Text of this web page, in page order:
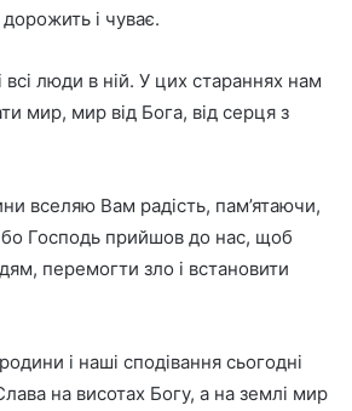
і чуває.
люди в ній. У цих стараннях нам
мир, мир від Бога, від серця з
вселяю Вам радість, пам’ятаючи,
Господь прийшов до нас, щоб
перемогти зло і встановити
і наші сподівання сьогодні
на висотах Богу, а на землі мир